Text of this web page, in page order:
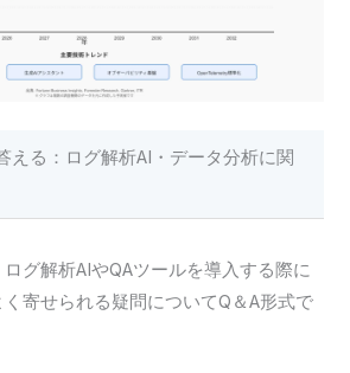
える：ログ解析AI・データ分析に関
グ解析AIやQAツールを導入する際に
寄せられる疑問についてQ＆A形式で